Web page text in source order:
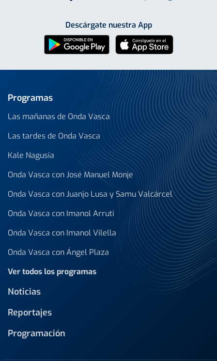
Descárgate nuestra App
Programas
Las mañanas de Onda Vasca
Las tardes de Onda Vasca
Kale Nagusia
Onda Vasca con José Manuel Monje
Onda Vasca con Juanjo Lusa y Samu Valcárcel
Onda Vasca con Imanol Arruti
Onda Vasca con Imanol Vilella
Onda Vasca con Ángel Plaza
Ver todos los programas
Noticias
Reportajes
Programación